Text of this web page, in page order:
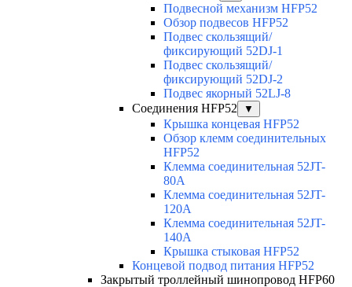
Подвесной механизм HFP52
Обзор подвесов HFP52
Подвес скользящий/
фиксирующий 52DJ-1
Подвес скользящий/
фиксирующий 52DJ-2
Подвес якорный 52LJ-8
Соединения HFP52
▼
Крышка концевая HFP52
Обзор клемм соединительных
HFP52
Клемма соединительная 52JT-
80A
Клемма соединительная 52JT-
120A
Клемма соединительная 52JT-
140A
Крышка стыковая HFP52
Концевой подвод питания HFP52
Закрытый троллейный шинопровод HFP60